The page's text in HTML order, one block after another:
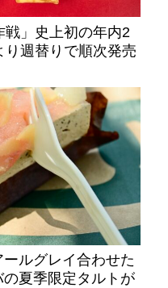
戦」史上初の年内2
週替りで順次発売
ールグレイ合わせた
夏季限定タルトが